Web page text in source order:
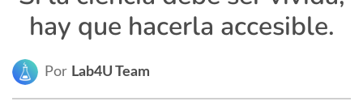
hay que hacerla accesible.
Por Lab4U Team